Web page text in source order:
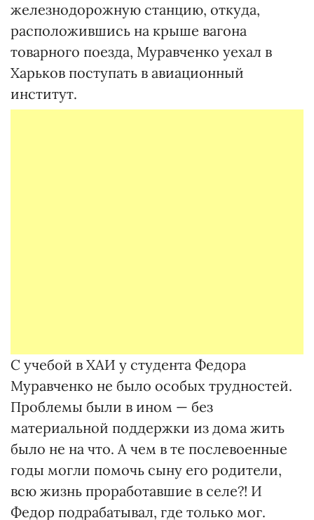
железнодорожную станцию, откуда,
расположившись на крыше вагона
товарного поезда, Муравченко уехал в
Харьков поступать в авиационный
институт.
С учебой в ХАИ у студента Федора
Муравченко не было особых трудностей.
Проблемы были в ином — без
материальной поддержки из дома жить
было не на что. А чем в те послевоенные
годы могли помочь сыну его родители,
всю жизнь проработавшие в селе?! И
Федор подрабатывал, где только мог.